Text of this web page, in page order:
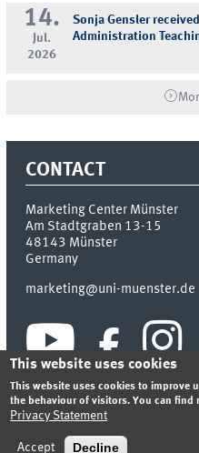
14.
Jul.
2026
Sonja Gensler
Administration
CONTACT
Marketing Center Münster
Am Stadtgraben 13-15
48143 Münster
Germany
marketing@uni-muenster.de
INDEX SITEMAP
This website uses cookies
This website uses cookies to improve
the behaviour of visitors. You can find
Privacy Statement
Accept Decline